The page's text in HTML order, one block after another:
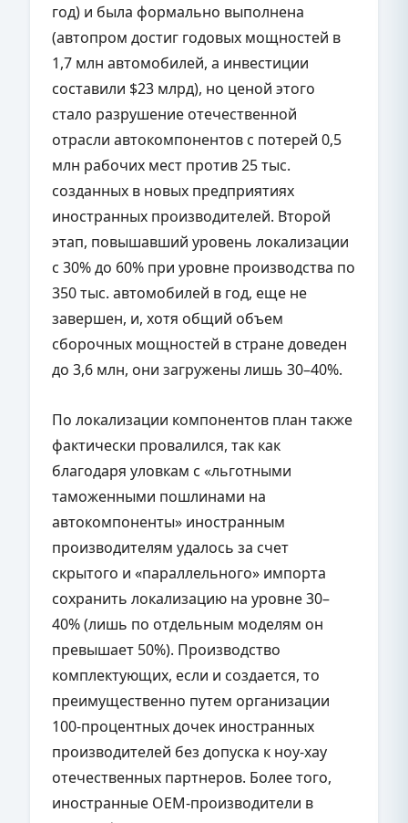
год) и была формально выполнена
(автопром достиг годовых мощностей в
1,7 млн автомобилей, а инвестиции
составили $23 млрд), но ценой этого
стало разрушение отечественной
отрасли автокомпонентов с потерей 0,5
млн рабочих мест против 25 тыс.
созданных в новых предприятиях
иностранных производителей. Второй
этап, повышавший уровень локализации
с 30% до 60% при уровне производства по
350 тыс. автомобилей в год, еще не
завершен, и, хотя общий объем
сборочных мощностей в стране доведен
до 3,6 млн, они загружены лишь 30–40%.
По локализации компонентов план также
фактически провалился, так как
благодаря уловкам с «льготными
таможенными пошлинами на
автокомпоненты» иностранным
производителям удалось за счет
скрытого и «параллельного» импорта
сохранить локализацию на уровне 30–
40% (лишь по отдельным моделям он
превышает 50%). Производство
комплектующих, если и создается, то
преимущественно путем организации
100-процентных дочек иностранных
производителей без допуска к ноу-хау
отечественных партнеров. Более того,
иностранные ОЕМ-производители в